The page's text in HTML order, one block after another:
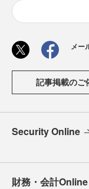
メー
記事掲載のご
Security Online
財務・会計Online